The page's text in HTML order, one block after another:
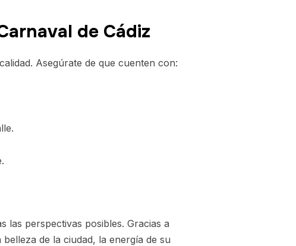
de Cádiz
Asegúrate de que cuenten con:
las perspectivas posibles. Gracias a
de la ciudad, la energía de su